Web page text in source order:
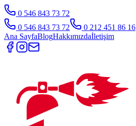
0 546 843 73 72
0 546 843 73 72
0 212 451 86 16
Ana SayfaBlogHakkımızdaİletişim